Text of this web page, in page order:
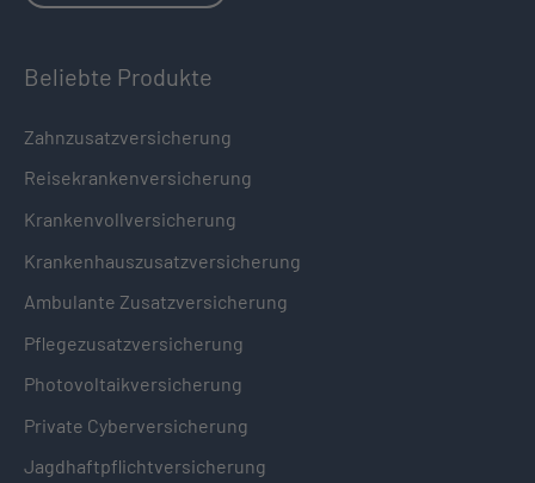
Beliebte Produkte
Zahnzusatzversicherung
Reisekrankenversicherung
Krankenvollversicherung
Krankenhauszusatzversicherung
Ambulante Zusatzversicherung
Pflegezusatzversicherung
Photovoltaikversicherung
Private Cyberversicherung
Jagdhaftpflichtversicherung